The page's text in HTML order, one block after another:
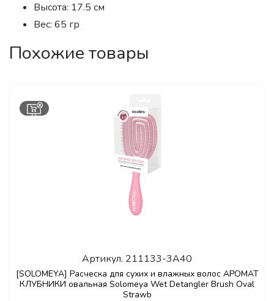
Высота: 17.5 см
Вес: 65 гр
Похожие товары
Артикул. 211133-3A40
[SOLOMEYA] Расческа для сухих и влажных волос АРОМАТ
КЛУБНИКИ овальная Solomeya Wet Detangler Brush Oval
Strawb